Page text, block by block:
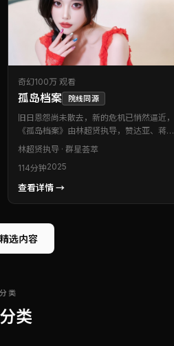
奇幻100万 观看
孤岛档案 院线同源
旧日恩怨尚未散去，新的危机已悄然逼近，
《孤岛档案》由林超贤执导，赞达亚、蒋奇
明，安藤樱、秦昊等联袂出演。本片为中国
表达兼顾，娱乐性与思考性取得微妙平衡。
推荐给偏爱氛围感与情绪张力的影迷。
林超贤执导 · 群星荟萃
114分钟2025
查看详情 →
选内容
类
类